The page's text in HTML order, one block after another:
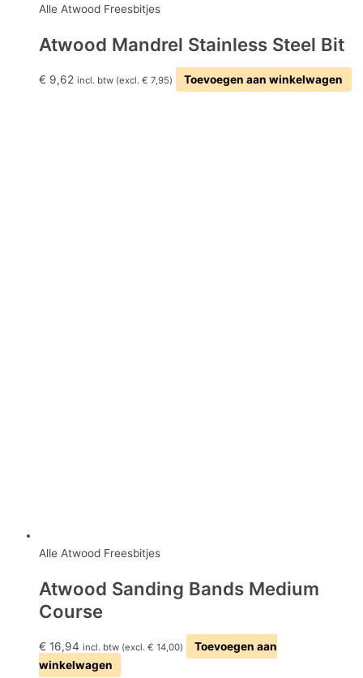
Alle Atwood Freesbitjes
Atwood Mandrel Stainless Steel Bit
€ 9,62 incl. btw (excl. € 7,95) Toevoegen aan winkelwagen
Alle Atwood Freesbitjes
Atwood Sanding Bands Medium
Course
€ 16,94 incl. btw (excl. € 14,00)
Toevoegen aan
winkelwagen